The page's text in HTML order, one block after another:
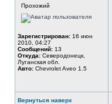
Прохожий
Зарегистрирован: 16 июн
2010, 04:27
Сообщений: 13
Откуда: Северодонецк,
Луганская обл.
Авто: Chevrolet Aveo 1.5
Вернуться наверх